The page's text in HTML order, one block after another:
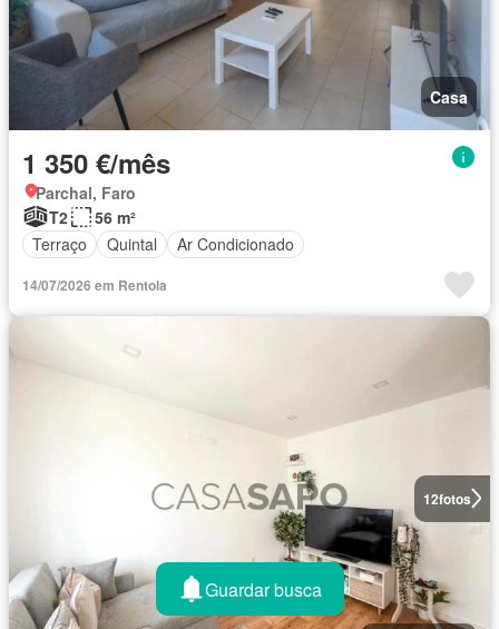
Casa
1 350 €/mês
Parchal, Faro
T2
56 m²
Terraço
Quintal Ar Condicionado
14/07/2026 em Rentola
12fotos
Guardar busca